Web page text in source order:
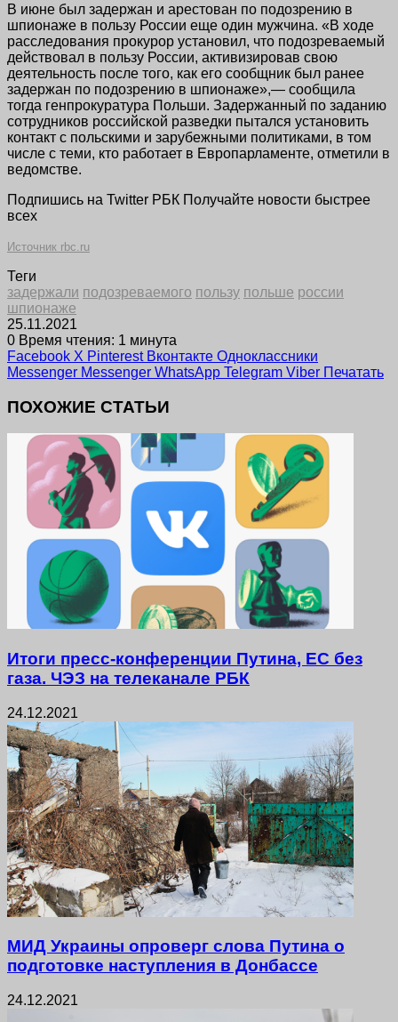
В июне был задержан и арестован по подозрению в
шпионаже в пользу России еще один мужчина. «В ходе
расследования прокурор установил, что подозреваемый
действовал в пользу России, активизировав свою
деятельность после того, как его сообщник был ранее
задержан по подозрению в шпионаже»,— сообщила
тогда генпрокуратура Польши. Задержанный по заданию
сотрудников российской разведки пытался установить
контакт с польскими и зарубежными политиками, в том
числе с теми, кто работает в Европарламенте, отметили в
ведомстве.
Подпишись на Twitter РБК Получайте новости быстрее
всех
Источник rbc.ru
Теги
задержали подозреваемого пользу польше россии
шпионаже
25.11.2021
0 Время чтения: 1 минута
Facebook X Pinterest Вконтакте Одноклассники
Messenger Messenger WhatsApp Telegram Viber Печатать
ПОХОЖИЕ СТАТЬИ
Итоги пресс-конференции Путина, ЕС без
газа. ЧЭЗ на телеканале РБК
24.12.2021
МИД Украины опроверг слова Путина о
подготовке наступления в Донбассе
24.12.2021